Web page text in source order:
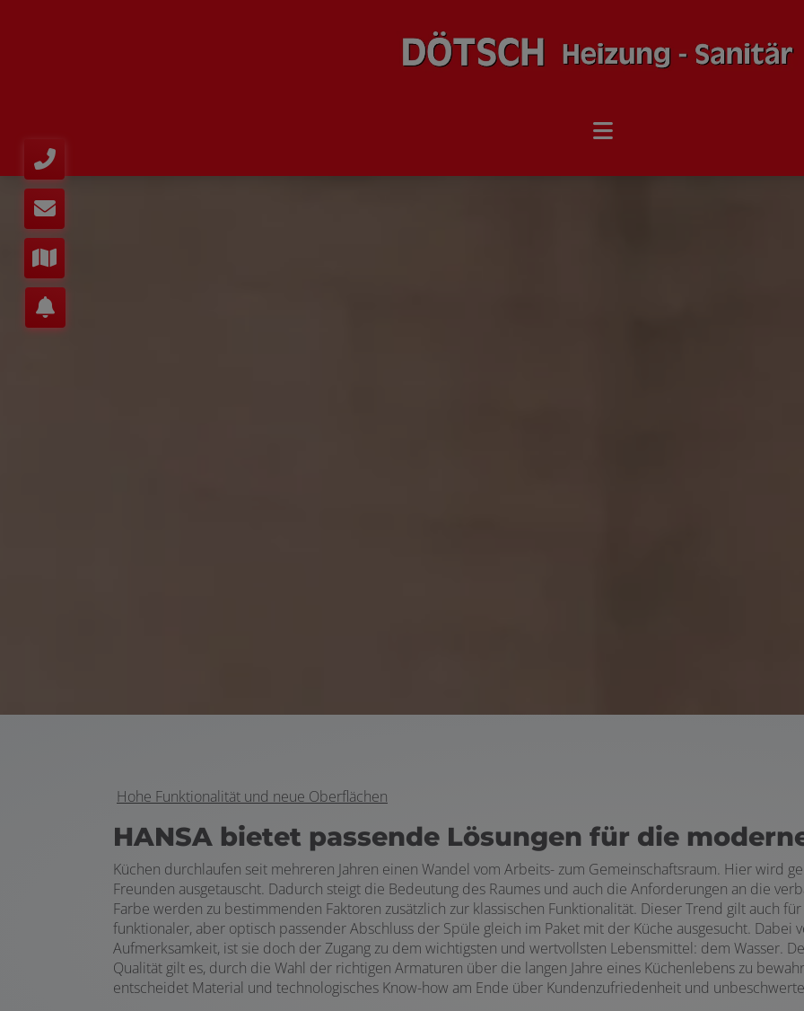
Hohe Funktionalität und neue Oberflächen
HANSA bietet passende Lösungen für die
Küchen durchlaufen seit mehreren Jahren einen Wandel vom Arbeits- zum Gemeinschaftsraum. Hier wird
Freunden ausgetauscht. Dadurch steigt die Bedeutung des Raumes und auch die Anforderungen an die
Farbe werden zu bestimmenden Faktoren zusätzlich zur klassischen Funktionalität. Dieser Trend gilt auch
funktionaler, aber optisch passender Abschluss der Spüle gleich im Paket mit der Küche ausgesucht.
Aufmerksamkeit, ist sie doch der Zugang zu dem wichtigsten und wertvollsten Lebensmittel: dem Wasser.
Qualität gilt es, durch die Wahl der richtigen Armaturen über die langen Jahre eines Küchenlebens zu
entscheidet Material und technologisches Know-how am Ende über Kundenzufriedenheit und